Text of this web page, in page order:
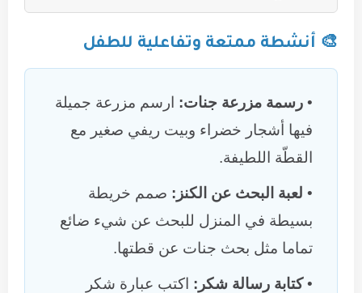
🎨 أنشطة ممتعة وتفاعلية للطفل
رسمة مزرعة جنات: ارسم مزرعة جميلة
فيها أشجار خضراء وبيت ريفي صغير مع
القطّة اللطيفة.
لعبة البحث عن الكنز: صمم خريطة
بسيطة في المنزل للبحث عن شيء ضائع
تماما مثل بحث جنات عن قطتها.
كتابة رسالة شكر: اكتب عبارة شكر